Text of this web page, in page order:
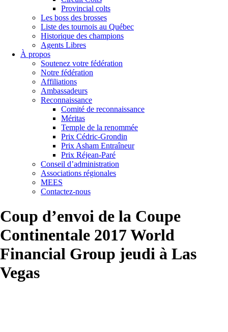
Provincial colts
Les boss des brosses
Liste des tournois au Québec
Historique des champions
Agents Libres
À propos
Soutenez votre fédération
Notre fédération
Affiliations
Ambassadeurs
Reconnaissance
Comité de reconnaissance
Méritas
Temple de la renommée
Prix Cédric-Grondin
Prix Asham Entraîneur
Prix Réjean-Paré
Conseil d’administration
Associations régionales
MEES
Contactez-nous
Coup d’envoi de la Coupe
Continentale 2017 World
Financial Group jeudi à Las
Vegas